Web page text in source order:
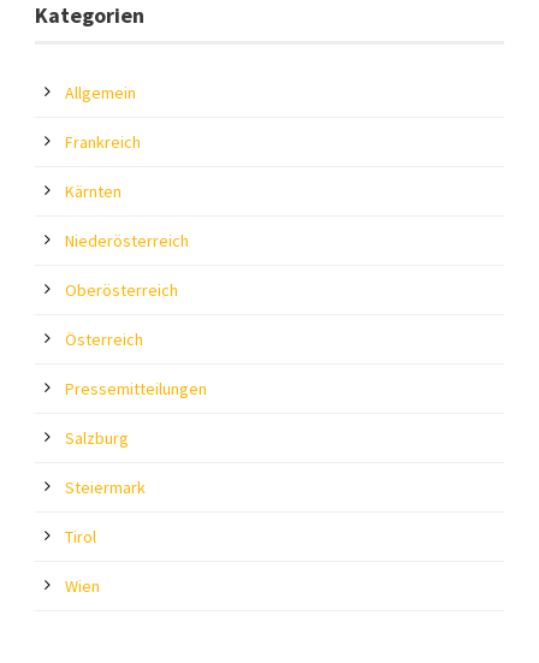
Kategorien
Allgemein
Frankreich
Kärnten
Niederösterreich
Oberösterreich
Österreich
Pressemitteilungen
Salzburg
Steiermark
Tirol
Wien